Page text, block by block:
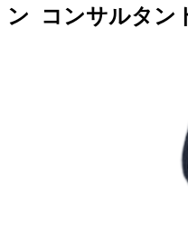
ン コンサルタン